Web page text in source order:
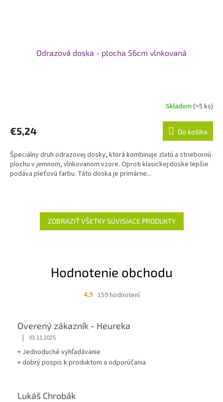
Odrazová doska - plocha 56cm vlnkovaná
Skladom (>5 ks)
€5,24 Do košíka
Špeciálny druh odrazovej dosky, ktorá kombinuje zlatú a striebornú
plochu v jemnom, vlnkovanom vzore. Oproti klasickej doske lepšie
podáva pleťovú farbu. Táto doska je primárne...
ZOBRAZIŤ VŠETKY SÚVISIACE PRODUKTY
Hodnotenie obchodu
4,9 159 hodnotení
Overený zákazník - Heureka
| 03.11.2025
+ Jednoduché vyhľadávanie
+ dobrý pospis k produktom a odporúčania
Lukáš Chrobák